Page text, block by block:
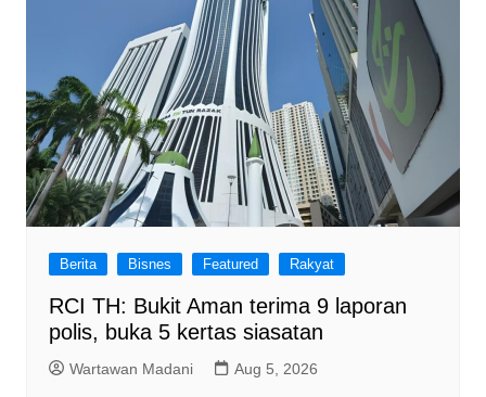
Berita Bisnes Featured Rakyat
RCI TH: Bukit Aman terima 9 laporan
polis, buka 5 kertas siasatan
Wartawan Madani Aug 5, 2026